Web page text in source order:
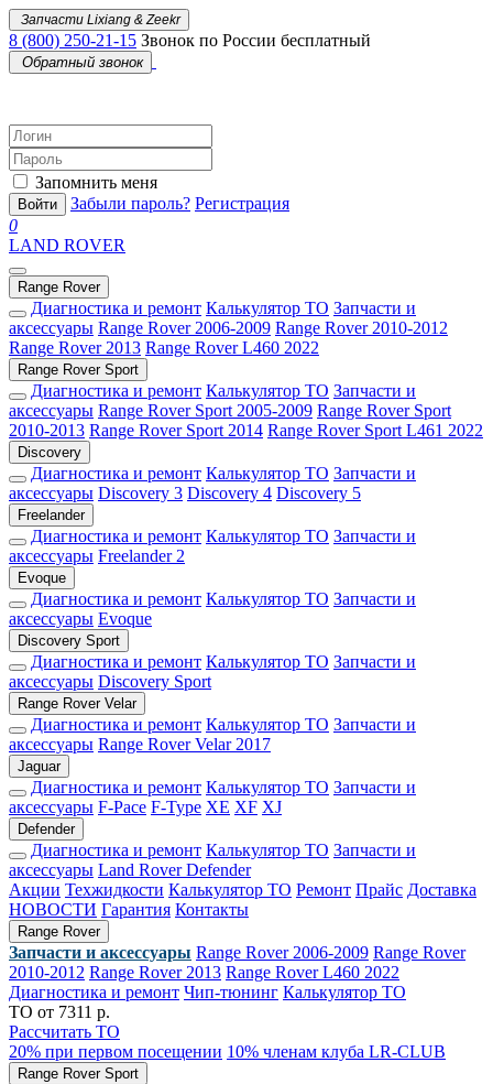
Запчасти Lixiang & Zeekr
8 (800) 250-21-15 Звонок по России бесплатный
Обратный звонок
Запомнить меня
Войти Забыли пароль? Регистрация
0
LAND ROVER
Range Rover
Диагностика и ремонт Калькулятор ТО Запчасти и
аксессуары Range Rover 2006-2009 Range Rover 2010-2012
Range Rover 2013 Range Rover L460 2022
Range Rover Sport
Диагностика и ремонт Калькулятор ТО Запчасти и
аксессуары Range Rover Sport 2005-2009 Range Rover Sport
2010-2013 Range Rover Sport 2014 Range Rover Sport L461 2022
Discovery
Диагностика и ремонт Калькулятор ТО Запчасти и
аксессуары Discovery 3 Discovery 4 Discovery 5
Freelander
Диагностика и ремонт Калькулятор ТО Запчасти и
аксессуары Freelander 2
Evoque
Диагностика и ремонт Калькулятор ТО Запчасти и
аксессуары Evoque
Discovery Sport
Диагностика и ремонт Калькулятор ТО Запчасти и
аксессуары Discovery Sport
Range Rover Velar
Диагностика и ремонт Калькулятор ТО Запчасти и
аксессуары Range Rover Velar 2017
Jaguar
Диагностика и ремонт Калькулятор ТО Запчасти и
аксессуары F-Pace F-Type XE XF XJ
Defender
Диагностика и ремонт Калькулятор ТО Запчасти и
аксессуары Land Rover Defender
Акции Техжидкости Калькулятор ТО Ремонт Прайс Доставка
НОВОСТИ Гарантия Контакты
Range Rover
Запчасти и аксессуары Range Rover 2006-2009 Range Rover
2010-2012 Range Rover 2013 Range Rover L460 2022
Диагностика и ремонт Чип-тюнинг Калькулятор ТО
ТО от 7311 р.
Рассчитать ТО
20% при первом посещении 10% членам клуба LR-CLUB
Range Rover Sport